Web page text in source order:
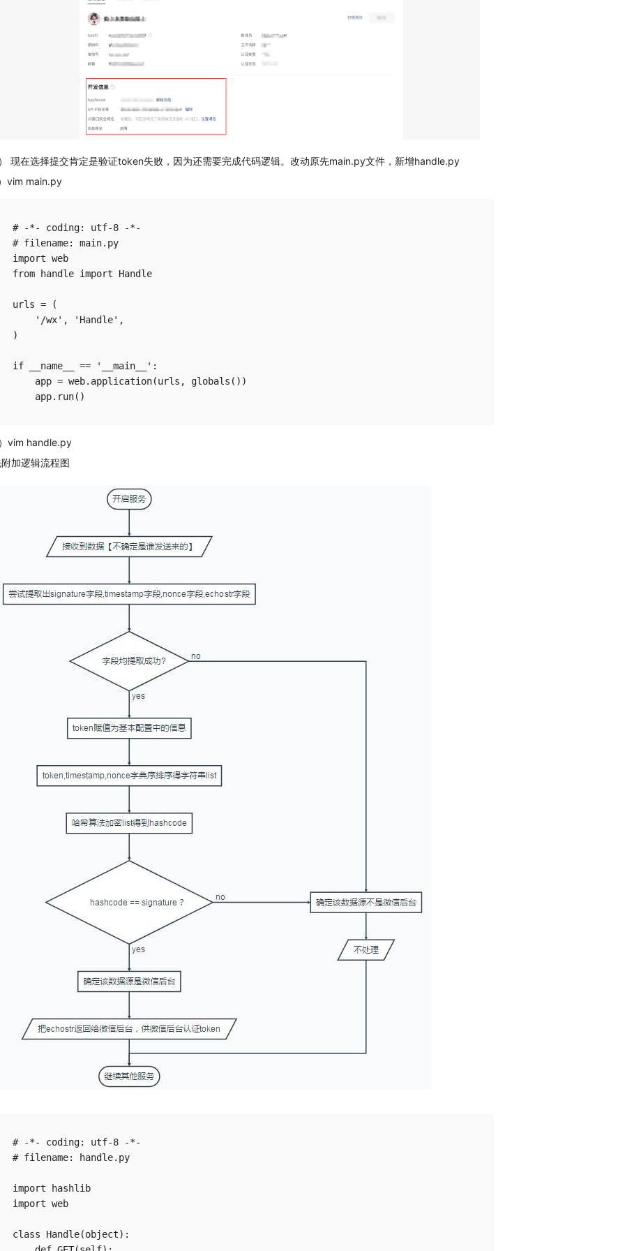
现在选择提交肯定是验证token失败，因为还需要完成代码逻辑。改动原先main.py文件，新增handle.py
vim main.py
# -*- coding: utf-8 -*-
# filename: main.py
import web
from handle import Handle
urls = (
    '/wx', 'Handle',
)
if __name__ == '__main__':
    app = web.application(urls, globals())
vim handle.py
加逻辑流程图
# -*- coding: utf-8 -*-
# filename: handle.py
import hashlib
import web
class Handle(object):